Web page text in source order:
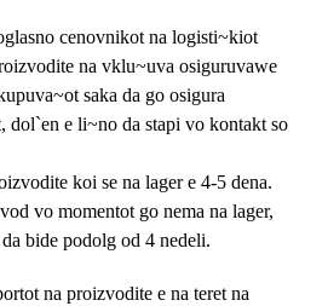
cenovnikot na logisti~kiot
na vklu~uva osiguruvawe
saka da go osigura
dol`en e li~no da stapi vo kontakt so
koi se na lager e 4-5 dena.
vo momentot go nema na lager,
bide podolg od 4 nedeli.
na proizvodite e na teret na